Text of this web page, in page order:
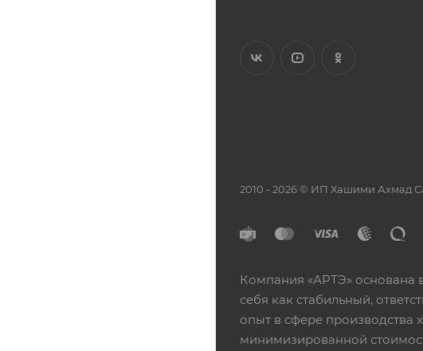
2010 - 2026 © ИП Хашими Ахмад
Компания «АРТЭ» основана
себя как стабильный,
опыт в сфере
минимизированной